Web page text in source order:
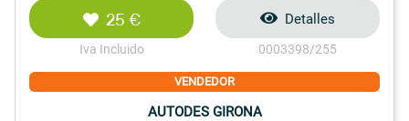
25 €
Iva Incluido
Detalles
0003398/255
VENDEDOR
AUTODES GIRONA